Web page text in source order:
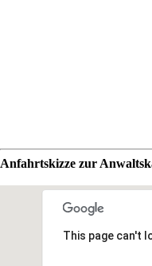
Anfahrtskizze zur
This page can't